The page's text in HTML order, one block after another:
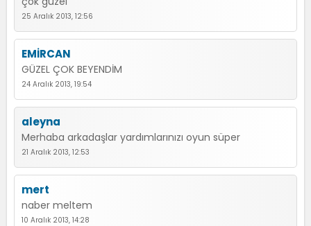
25 Aralık 2013, 12:56
EMİRCAN
GÜZEL ÇOK BEYENDİM
24 Aralık 2013, 19:54
aleyna
Merhaba arkadaşlar yardımlarınızı oyun süper
21 Aralık 2013, 12:53
mert
naber meltem
10 Aralık 2013, 14:28